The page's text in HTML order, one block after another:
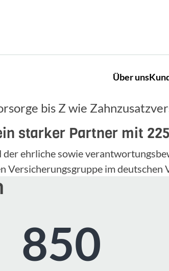
Über uns
bis Z wie
starker Partner mit
ehrliche sowie
Versicherungsgruppe im deutschen
850